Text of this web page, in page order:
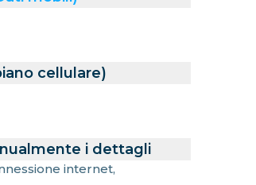
cellulare)
i dettagli
internet,